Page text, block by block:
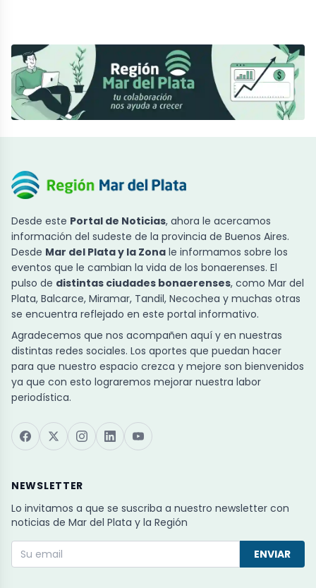
Desde este Portal de Noticias, ahora le acercamos
información del sudeste de la provincia de Buenos Aires.
Desde Mar del Plata y la Zona le informamos sobre los
eventos que le cambian la vida de los bonaerenses. El
pulso de distintas ciudades bonaerenses, como Mar del
Plata, Balcarce, Miramar, Tandil, Necochea y muchas otras
se encuentra reflejado en este portal informativo.
Agradecemos que nos acompañen aquí y en nuestras
distintas redes sociales. Los aportes que puedan hacer
para que nuestro espacio crezca y mejore son bienvenidos
ya que con esto lograremos mejorar nuestra labor
periodística.
NEWSLETTER
Lo invitamos a que se suscriba a nuestro newsletter con
noticias de Mar del Plata y la Región
ENVIAR